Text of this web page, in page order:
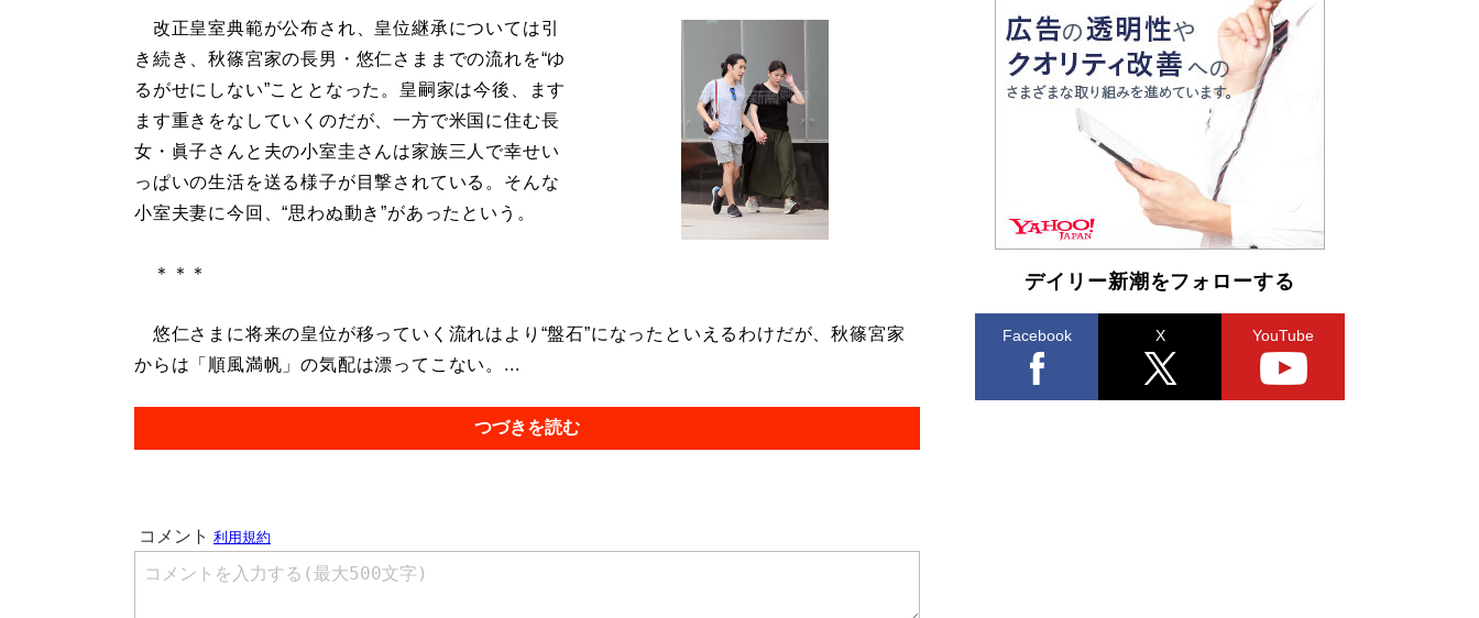
改正皇室典範が公布され、皇位継承については引
き続き、秋篠宮家の長男・悠仁さままでの流れを“ゆ
るがせにしない”こととなった。皇嗣家は今後、ます
ます重きをなしていくのだが、一方で米国に住む長
女・眞子さんと夫の小室圭さんは家族三人で幸せい
っぱいの生活を送る様子が目撃されている。そんな
小室夫妻に今回、“思わぬ動き”があったという。
＊＊＊
悠仁さまに将来の皇位が移っていく流れはより“盤石”になったといえるわけだが、秋篠宮家
からは「順風満帆」の気配は漂ってこない。...
つづきを読む
「宇宙兄弟」最終46巻がベストセラー1位 宇宙
開発への関心を押し上げた18年の物語に幕 特装
版には「宇宙で描かれたマンガ」も収録
Book Bang
「不意に涙が出そうに…」高嶋政伸が明かし
た“13歳の娘を暴行する役”への葛藤 インティマ
シーコーディネーターに支えられたNHK『大奥』
Book Bang
デイリー新潮をフォローする
Facebook X YouTube